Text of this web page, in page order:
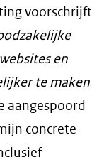
voorschrijft
en
te maken
aangespoord
concrete